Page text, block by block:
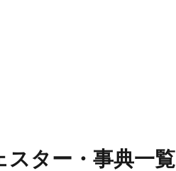
スター・事典一覧